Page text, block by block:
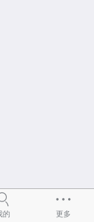
的 更多